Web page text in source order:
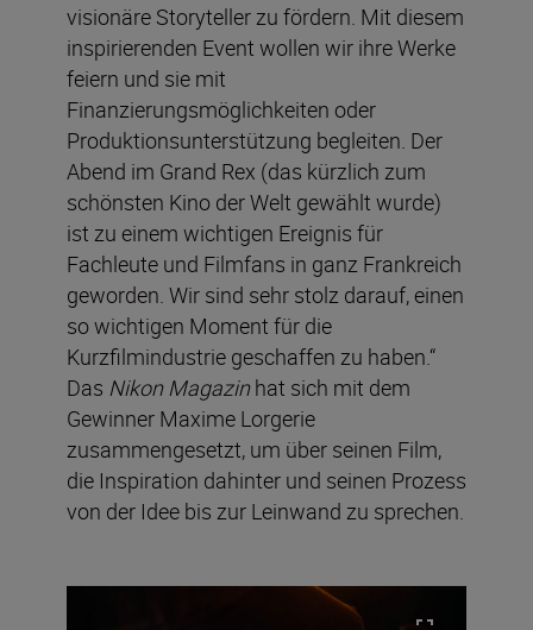
visionäre Storyteller zu fördern. Mit diesem
inspirierenden Event wollen wir ihre Werke
feiern und sie mit
Finanzierungsmöglichkeiten oder
Produktionsunterstützung begleiten. Der
Abend im Grand Rex (das kürzlich zum
schönsten Kino der Welt gewählt wurde)
ist zu einem wichtigen Ereignis für
Fachleute und Filmfans in ganz Frankreich
geworden. Wir sind sehr stolz darauf, einen
so wichtigen Moment für die
Kurzfilmindustrie geschaffen zu haben.“
Das Nikon Magazinhat sich mit dem
Gewinner Maxime Lorgerie
zusammengesetzt, um über seinen Film,
die Inspiration dahinter und seinen Prozess
von der Idee bis zur Leinwand zu sprechen.